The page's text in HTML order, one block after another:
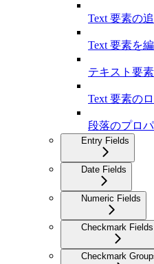
Text 要素の
Text 要素を
テキスト要
Text 要素の
段落のプロ
Entry Fields
Date Fields
Numeric Fields
Checkmark Fields
Checkmark